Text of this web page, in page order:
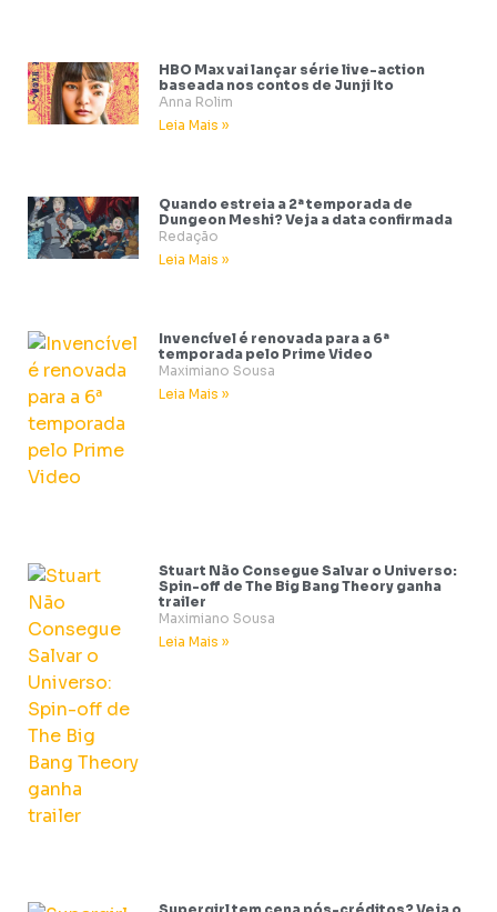
HBO Max vai lançar série live-action
baseada nos contos de Junji Ito
Anna Rolim
Leia Mais »
Quando estreia a 2ª temporada de
Dungeon Meshi? Veja a data confirmada
Redação
Leia Mais »
Invencível é renovada para a 6ª
temporada pelo Prime Video
Maximiano Sousa
Leia Mais »
Stuart Não Consegue Salvar o Universo:
Spin-off de The Big Bang Theory ganha
trailer
Maximiano Sousa
Leia Mais »